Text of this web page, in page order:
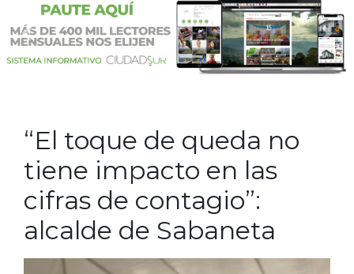
Previous
“El toque de queda no
tiene impacto en las
cifras de contagio”:
alcalde de Sabaneta